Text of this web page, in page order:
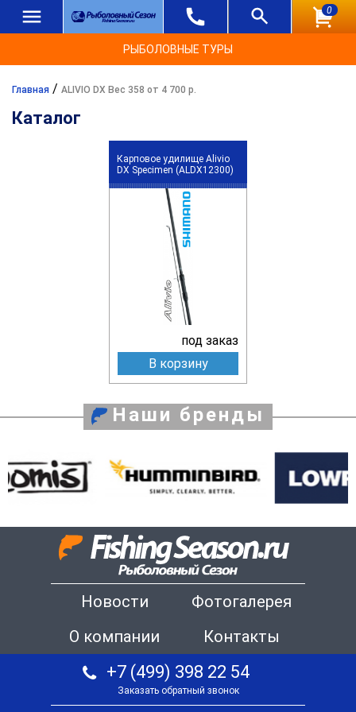
0
РЫБОЛОВНЫЕ ТУРЫ
Главная / ALIVIO DX Вес 358 от 4 700 р.
Каталог
Карповое удилище Alivio
DX Specimen (ALDX12300)
под заказ
В корзину
Наши бренды
Новости
Фотогалерея
О компании
Контакты
+7 (499) 398 22 54
Заказать обратный звонок